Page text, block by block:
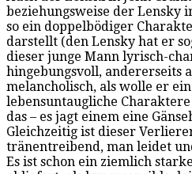
beziehungsweise der Lensky
so ein doppelbödiger
darstellt (den Lensky hat er
dieser junge Mann lyrisch-
hingebungsvoll, andererseits
melancholisch, als wolle er
lebensuntaugliche Charaktere
das – es jagt einem eine
Gleichzeitig ist dieser
tränentreibend, man leidet
Es ist schon ein ziemlich